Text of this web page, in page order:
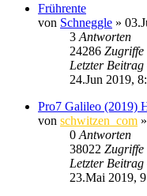
Frührente
von Schneggle »
3 Antworten
24286 Zugriffe
Letzter Beitrag
24.Jun 2019,
Pro7 Galileo (2019)
von schwitzen_com »
0 Antworten
38022 Zugriffe
Letzter Beitrag
23.Mai 2019,